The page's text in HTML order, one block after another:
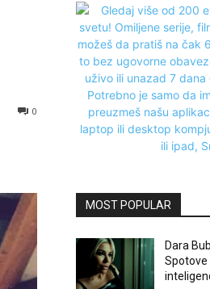
0
MOST POPULAR
Dara
Spotove